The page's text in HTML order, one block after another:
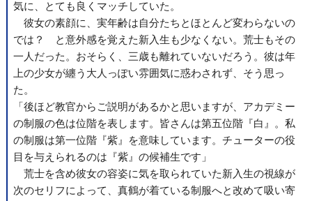
気に、とても良くマッチしていた。
彼女の素顔に、実年齢は自分たちとほとんど変わらないの
では？ と意外感を覚えた新入生も少なくない。荒士もその
一人だった。おそらく、三歳も離れていないだろう。彼は年
上の少女が纏う大人っぽい雰囲気に惑わされず、そう思っ
た。
「後ほど教官からご説明があるかと思いますが、アカデミー
の制服の色は位階を表します。皆さんは第五位階『白』。私
の制服は第一位階『紫』を意味しています。チューターの役
目を与えられるのは『紫』の候補生です」
荒士を含め彼女の容姿に気を取られていた新入生の視線が
次のセリフによって、真鶴が着ている制服へと改めて吸い寄